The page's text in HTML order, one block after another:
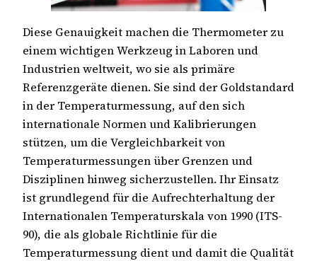
Diese Genauigkeit machen die Thermometer zu
einem wichtigen Werkzeug in Laboren und
Industrien weltweit, wo sie als primäre
Referenzgeräte dienen. Sie sind der Goldstandard
in der Temperaturmessung, auf den sich
internationale Normen und Kalibrierungen
stützen, um die Vergleichbarkeit von
Temperaturmessungen über Grenzen und
Disziplinen hinweg sicherzustellen. Ihr Einsatz
ist grundlegend für die Aufrechterhaltung der
Internationalen Temperaturskala von 1990 (ITS-
90), die als globale Richtlinie für die
Temperaturmessung dient und damit die Qualität